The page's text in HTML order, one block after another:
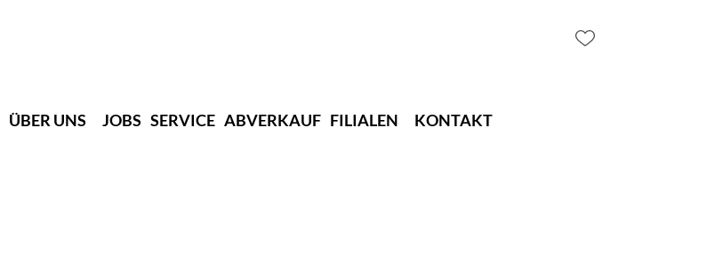
ÜBER UNS JOBS SERVICE ABVERKAUF FILIALEN KONTAKT